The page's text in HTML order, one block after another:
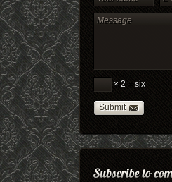
× 2 = six
Submit